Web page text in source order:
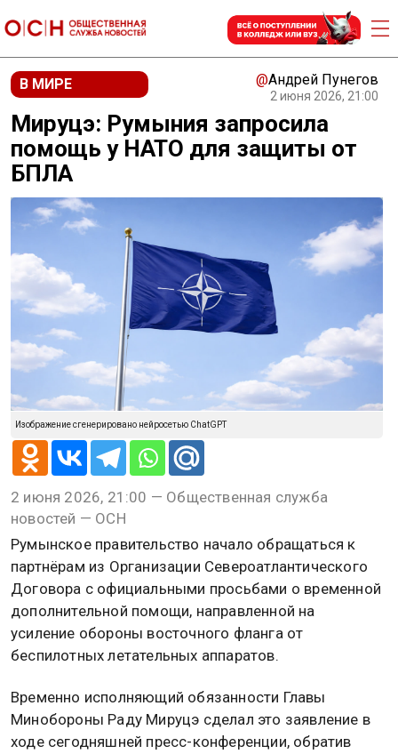
В МИРЕ @Андрей Пунегов
2 июня 2026, 21:00
Мируцэ: Румыния запросила
помощь у НАТО для защиты от
БПЛА
Изображение сгенерировано нейросетью ChatGPT
2 июня 2026, 21:00 — Общественная служба
новостей — ОСН
Румынское правительство начало обращаться к
партнёрам из Организации Североатлантического
Договора с официальными просьбами о временной
дополнительной помощи, направленной на
усиление обороны восточного фланга от
беспилотных летательных аппаратов.
Временно исполняющий обязанности Главы
Минобороны Раду Мируцэ сделал это заявление в
ходе сегодняшней пресс-конференции, обратив